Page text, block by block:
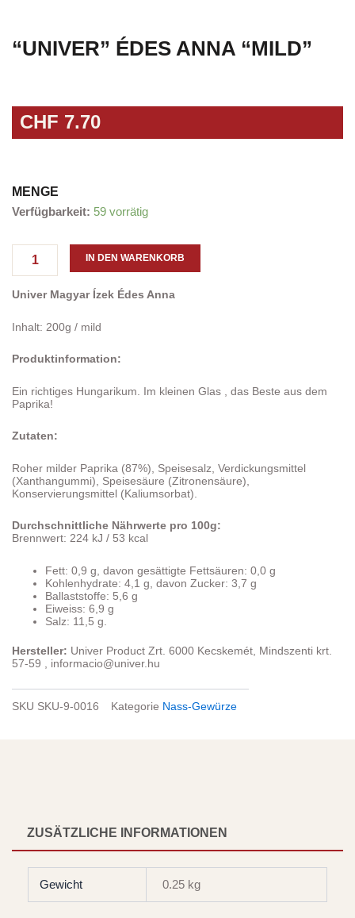
“UNIVER” ÉDES ANNA “MILD”
CHF 7.70
MENGE
Verfügbarkeit: 59 vorrätig
"UNIVER"
"mild"
IN DEN WARENKORB
Univer Magyar Ízek Édes Anna
Inhalt: 200g / mild
Produktinformation:
Ein richtiges Hungarikum. Im kleinen Glas , das Beste aus dem
Paprika!
Zutaten:
Roher milder Paprika (87%), Speisesalz, Verdickungsmittel
(Xanthangummi), Speisesäure (Zitronensäure),
Konservierungsmittel (Kaliumsorbat).
Durchschnittliche Nährwerte pro 100g:
Brennwert: 224 kJ / 53 kcal
Fett: 0,9 g, davon gesättigte Fettsäuren: 0,0 g
Kohlenhydrate: 4,1 g, davon Zucker: 3,7 g
Ballaststoffe: 5,6 g
Eiweiss: 6,9 g
Salz: 11,5 g.
Hersteller: Univer Product Zrt. 6000 Kecskemét, Mindszenti krt.
57-59 , informacio@univer.hu
SKU SKU-9-0016 Kategorie Nass-Gewürze
ZUSÄTZLICHE INFORMATIONEN
Gewicht 0.25 kg